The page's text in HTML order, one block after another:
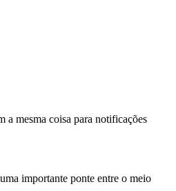
a mesma coisa para notificações
importante ponte entre o meio